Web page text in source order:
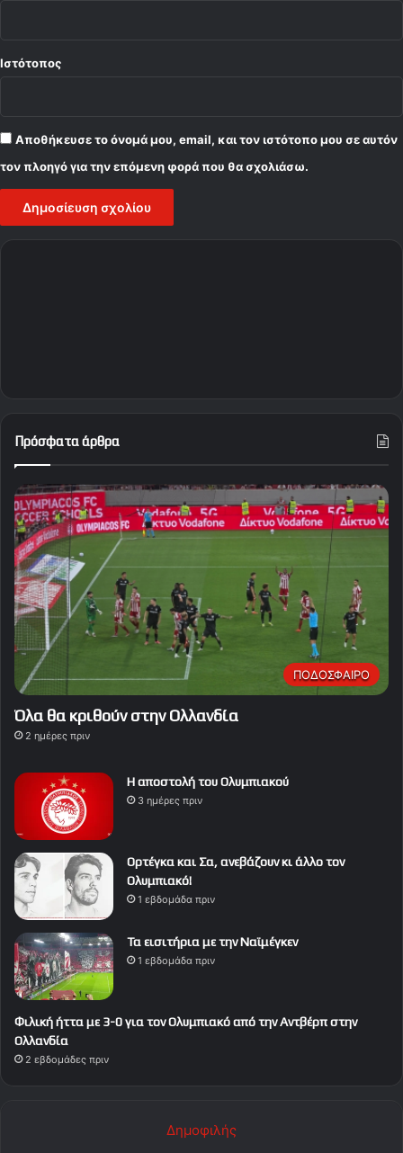
Ιστότοπος
Αποθήκευσε το όνομά μου, email, και τον ιστότοπο μου σε αυτόν
τον πλοηγό για την επόμενη φορά που θα σχολιάσω.
Πρόσφατα άρθρα
ΠΟΔΟΣΦΑΙΡΟ
Όλα θα κριθούν στην Ολλανδία
2 ημέρες πριν
Η αποστολή του Ολυμπιακού
3 ημέρες πριν
Ορτέγκα και Σα, ανεβάζουν κι άλλο τον
Ολυμπιακό!
1 εβδομάδα πριν
Τα εισιτήρια με την Ναϊμέγκεν
1 εβδομάδα πριν
Φιλική ήττα με 3-0 για τον Ολυμπιακό από την Αντβέρπ στην
Ολλανδία
2 εβδομάδες πριν
Δημοφιλής